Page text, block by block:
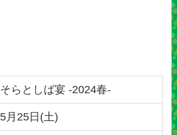
そらとしば宴 -2024春-
5月25日(土)